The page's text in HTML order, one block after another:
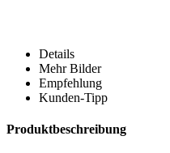
Details
Mehr Bilder
Empfehlung
Kunden-Tipp
Produktbeschreibung